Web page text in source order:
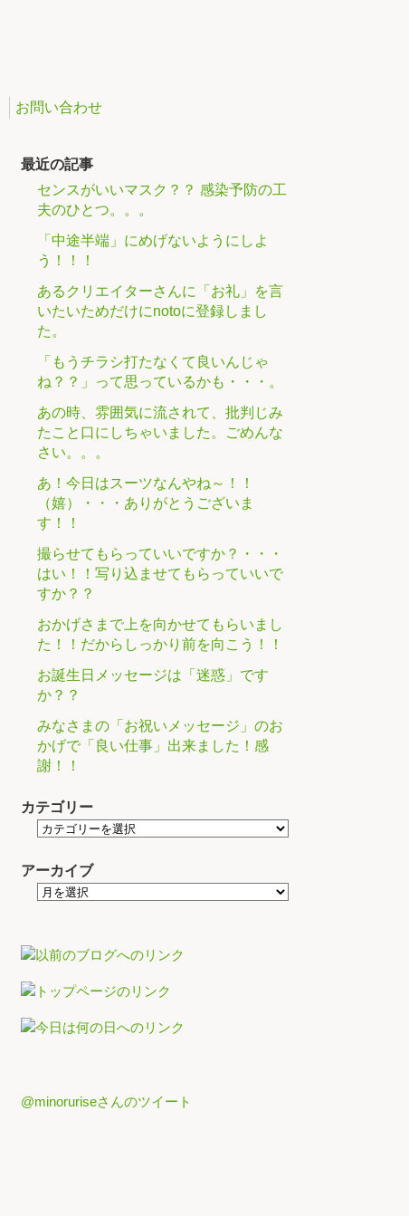
お問い合わせ
最近の記事
センスがいいマスク？？ 感染予防の工
夫のひとつ。。。
「中途半端」にめげないようにしよ
う！！！
あるクリエイターさんに「お礼」を言
いたいためだけにnotoに登録しまし
た。
「もうチラシ打たなくて良いんじゃ
ね？？」って思っているかも・・・。
あの時、雰囲気に流されて、批判じみ
たこと口にしちゃいました。ごめんな
さい。。。
あ！今日はスーツなんやね～！！
（嬉）・・・ありがとうございま
す！！
撮らせてもらっていいですか？・・・
はい！！写り込ませてもらっていいで
すか？？
おかげさまで上を向かせてもらいまし
た！！だからしっかり前を向こう！！
お誕生日メッセージは「迷惑」です
か？？
みなさまの「お祝いメッセージ」のお
かげで「良い仕事」出来ました！感
謝！！
カテゴリー
アーカイブ
@minoruriseさんのツイート